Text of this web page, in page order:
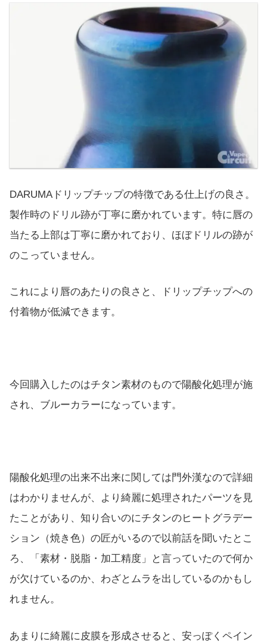
DARUMAドリップチップの特徴である仕上げの良さ。
製作時のドリル跡が丁寧に磨かれています。特に唇の
当たる上部は丁寧に磨かれており、ほぼドリルの跡が
のこっていません。
これにより唇のあたりの良さと、ドリップチップへの
付着物が低減できます。
今回購入したのはチタン素材のもので陽酸化処理が施
され、ブルーカラーになっています。
陽酸化処理の出来不出来に関しては門外漢なので詳細
はわかりませんが、より綺麗に処理されたパーツを見
たことがあり、知り合いのにチタンのヒートグラデー
ション（焼き色）の匠がいるので以前話を聞いたとこ
ろ、「素材・脱脂・加工精度」と言っていたので何か
が欠けているのか、わざとムラを出しているのかもし
れません。
あまりに綺麗に皮膜を形成させると、安っぽくペイン